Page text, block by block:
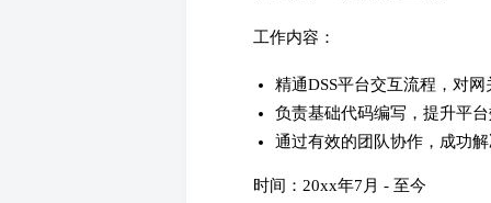
工作内容：
精通DSS平台交互流程，对
负责基础代码编写，提升平
通过有效的团队协作，成功
时间：20xx年7月 - 至今